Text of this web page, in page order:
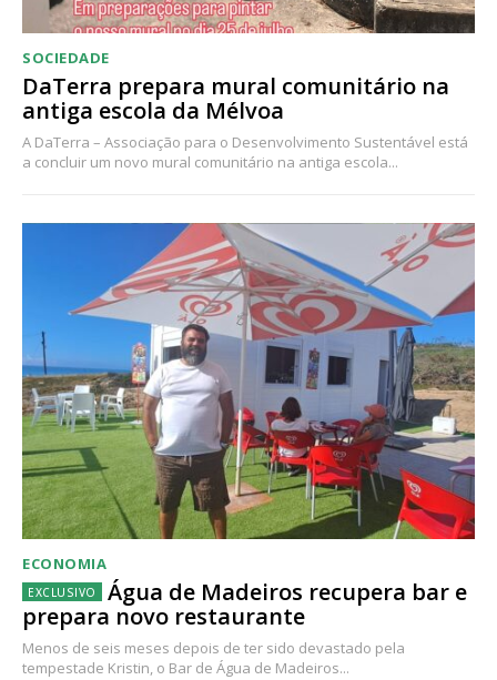
SOCIEDADE
DaTerra prepara mural comunitário na
antiga escola da Mélvoa
A DaTerra – Associação para o Desenvolvimento Sustentável está
a concluir um novo mural comunitário na antiga escola...
ECONOMIA
Água de Madeiros recupera bar e
prepara novo restaurante
Menos de seis meses depois de ter sido devastado pela
tempestade Kristin, o Bar de Água de Madeiros...